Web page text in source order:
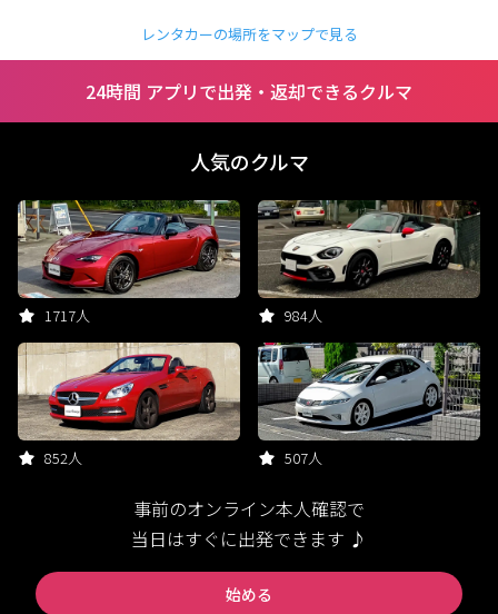
レンタカーの場所をマップで見る
24時間 アプリで出発・返却できるクルマ
人気のクルマ
1717人 984人
852人 507人
事前のオンライン本人確認で
当日はすぐに出発できます ♪
始める